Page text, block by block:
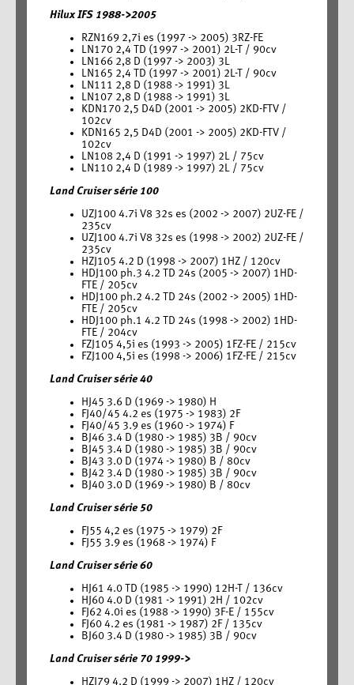
Hilux IFS 1988->2005
RZN169 2,7i es (1997 -> 2005) 3RZ-FE
LN170 2,4 TD (1997 -> 2001) 2L-T / 90cv
LN166 2,8 D (1997 -> 2003) 3L
LN165 2,4 TD (1997 -> 2001) 2L-T / 90cv
LN111 2,8 D (1988 -> 1991) 3L
LN107 2,8 D (1988 -> 1991) 3L
KDN170 2,5 D4D (2001 -> 2005) 2KD-FTV /
102cv
KDN165 2,5 D4D (2001 -> 2005) 2KD-FTV /
102cv
LN108 2,4 D (1991 -> 1997) 2L / 75cv
LN110 2,4 D (1989 -> 1997) 2L / 75cv
Land Cruiser série 100
UZJ100 4.7i V8 32s es (2002 -> 2007) 2UZ-FE /
235cv
UZJ100 4.7i V8 32s es (1998 -> 2002) 2UZ-FE /
235cv
HZJ105 4.2 D (1998 -> 2007) 1HZ / 120cv
HDJ100 ph.3 4.2 TD 24s (2005 -> 2007) 1HD-
FTE / 205cv
HDJ100 ph.2 4.2 TD 24s (2002 -> 2005) 1HD-
FTE / 205cv
HDJ100 ph.1 4.2 TD 24s (1998 -> 2002) 1HD-
FTE / 204cv
FZJ105 4,5i es (1993 -> 2005) 1FZ-FE / 215cv
FZJ100 4,5i es (1998 -> 2006) 1FZ-FE / 215cv
Land Cruiser série 40
HJ45 3.6 D (1969 -> 1980) H
FJ40/45 4.2 es (1975 -> 1983) 2F
FJ40/45 3.9 es (1960 -> 1974) F
BJ46 3.4 D (1980 -> 1985) 3B / 90cv
BJ45 3.4 D (1980 -> 1985) 3B / 90cv
BJ43 3.0 D (1974 -> 1980) B / 80cv
BJ42 3.4 D (1980 -> 1985) 3B / 90cv
BJ40 3.0 D (1969 -> 1980) B / 80cv
Land Cruiser série 50
FJ55 4,2 es (1975 -> 1979) 2F
FJ55 3.9 es (1968 -> 1974) F
Land Cruiser série 60
HJ61 4.0 TD (1985 -> 1990) 12H-T / 136cv
HJ60 4.0 D (1981 -> 1991) 2H / 102cv
FJ62 4.0i es (1988 -> 1990) 3F-E / 155cv
FJ60 4.2 es (1981 -> 1987) 2F / 135cv
BJ60 3.4 D (1980 -> 1985) 3B / 90cv
Land Cruiser série 70 1999->
HZJ79 4.2 D (1999 -> 2007) 1HZ / 120cv